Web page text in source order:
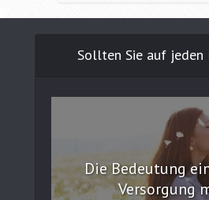
Sollten Sie auf jeden
Die Bedeutung
Versorgung